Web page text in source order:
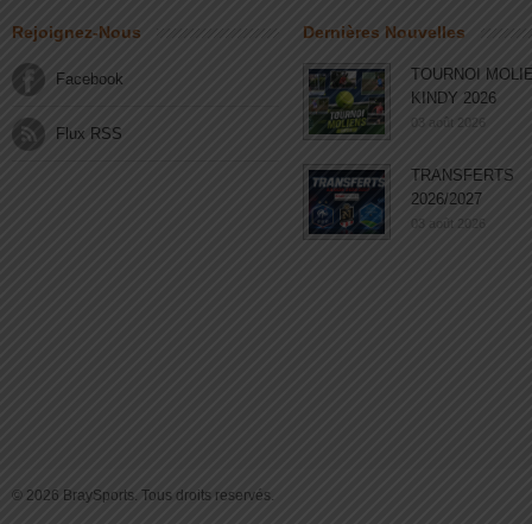
Rejoignez-Nous
Facebook
Flux RSS
Dernières Nouvelles
TOURNOI
KINDY 2026
03 août 2026
TRANSFERTS
2026/2027
03 août 2026
© 2026 BraySports. Tous droits reservés.